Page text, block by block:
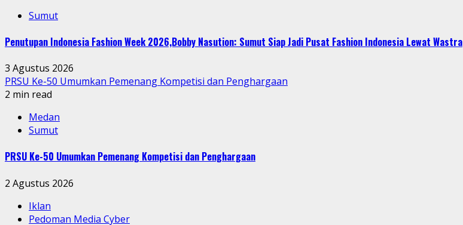
Sumut
Penutupan Indonesia Fashion Week 2026,Bobby Nasution: Sumut Siap Jadi Pusat Fashion Indonesia Lewat Wastra
3 Agustus 2026
PRSU Ke-50 Umumkan Pemenang Kompetisi dan Penghargaan
2 min read
Medan
Sumut
PRSU Ke-50 Umumkan Pemenang Kompetisi dan Penghargaan
2 Agustus 2026
Iklan
Pedoman Media Cyber